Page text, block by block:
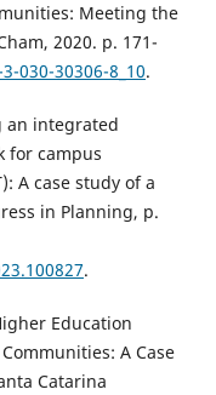
Meeting the
2020. p. 171-
030-30306-8_10.
an integrated
for campus
A case study of a
in Planning, p.
.
Education
A Case
Catarina